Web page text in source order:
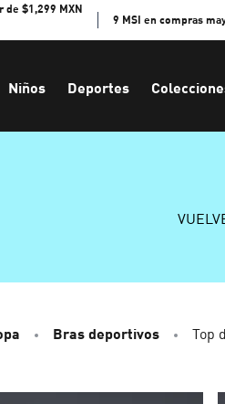
de $1,299 MXN
9 MSI en compras
Niños Deportes
Bras deportivos Top